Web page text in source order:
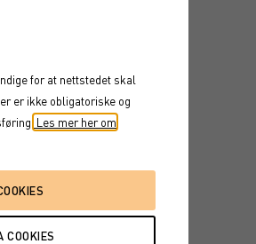
for at nettstedet skal
er ikke obligatoriske og
Les mer her om